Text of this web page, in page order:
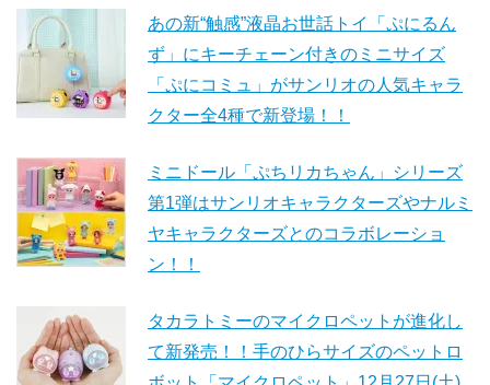
あの新“触感”液晶お世話トイ「ぷにるん
ず」にキーチェーン付きのミニサイズ
「ぷにコミュ」がサンリオの人気キャラ
クター全4種で新登場！！
ミニドール「ぷちリカちゃん」シリーズ
第1弾はサンリオキャラクターズやナルミ
ヤキャラクターズとのコラボレーショ
ン！！
タカラトミーのマイクロペットが進化し
て新発売！！手のひらサイズのペットロ